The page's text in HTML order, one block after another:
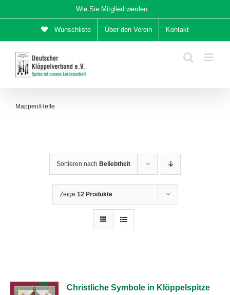
Inhalt
Wie Sie Mitglied werden…
Wunschliste Über den Verein Kontakt
Mappen/Hefte
Sortieren nach Beliebtheit
Zeige 12 Produkte
Christliche Symbole in Klöppelspitze